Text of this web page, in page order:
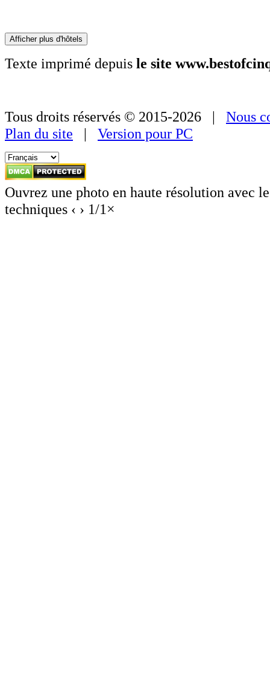
Afficher plus d'hôtels
Texte imprimé depuis le site
Tous droits réservés © 2015-2026 | Nous
Plan du site | Version pour PC
Ouvrez une photo en haute résolution avec
techniques ‹ › 1/1×